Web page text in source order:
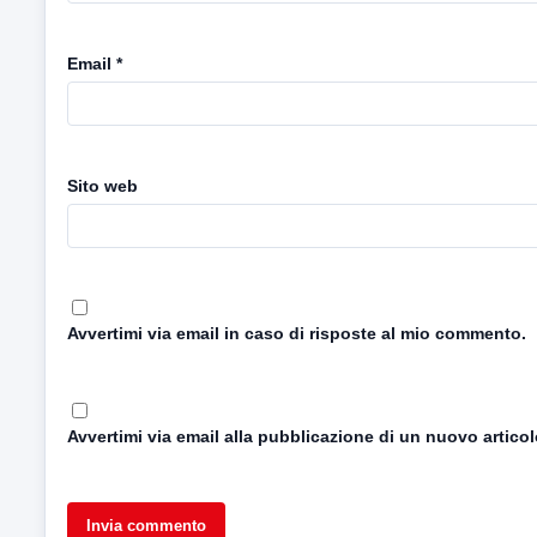
Email *
Sito web
Avvertimi via email in caso di risposte al mio commento.
Avvertimi via email alla pubblicazione di un nuovo